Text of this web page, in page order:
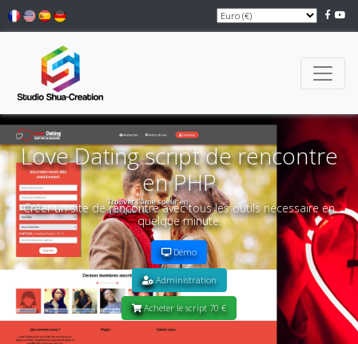
Love Dating script de rencontre
en PHP
Créer un site de rencontre avec tous les outils nécessaire en
quelque minute.
Démo
Administration
Acheter le script 70 €